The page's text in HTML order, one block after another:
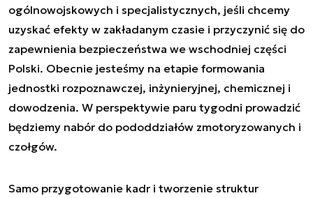
ogólnowojskowych i specjalistycznych, jeśli chcemy
uzyskać efekty w zakładanym czasie i przyczynić się do
zapewnienia bezpieczeństwa we wschodniej części
Polski. Obecnie jesteśmy na etapie formowania
jednostki rozpoznawczej, inżynieryjnej, chemicznej i
dowodzenia. W perspektywie paru tygodni prowadzić
będziemy nabór do pododdziałów zmotoryzowanych i
czołgów.
Samo przygotowanie kadr i tworzenie struktur